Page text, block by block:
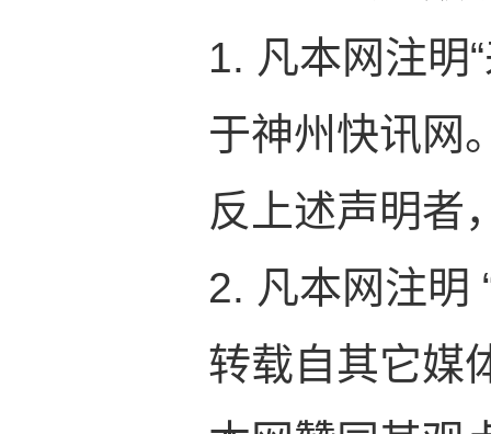
1. 凡本网注明
于神州快讯网
反上述声明者
2. 凡本网注明
转载自其它媒